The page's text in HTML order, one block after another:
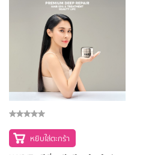
หยิบใส่ตะกร้า